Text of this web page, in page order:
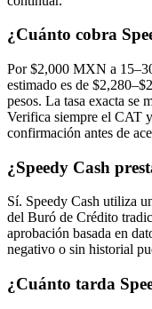
¿Cuánto cobra
Por $2,000 MXN a
estimado es de
pesos. La tasa exacta se
Verifica siempre el CAT
confirmación antes de
¿Speedy Cash
Sí. Speedy Cash utiliza
del Buró de Crédito
aprobación basada en
negativo o sin historial
¿Cuánto tarda